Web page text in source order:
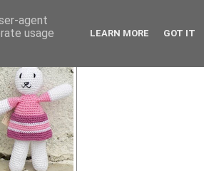
agent
usage
LEARN MORE GOT IT